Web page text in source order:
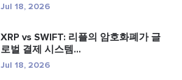
Jul 18, 2026
XRP vs SWIFT: 리플의 암호화폐가 글
로벌 결제 시스템...
Jul 18, 2026